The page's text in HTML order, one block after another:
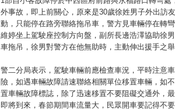
外事故，即上前關心，原來是30歲徐姓男子外出訪
動，只能停在路旁聯絡拖吊車，警方見車輛停在轉
維婷坐上駕駛座控制方向盤，副所長邊浩澤協助徐
車拖吊，徐男對警方在他無助時，主動伸出援手之舉
警二分局表示，駕駛車輛前應檢查車況，平時注意
險，如遇車輛故障請速聯絡相關單位移置車輛，如
置車輛故障標誌，除了迅速移置不要阻礙交通外，
即將到來，春節期間車流量大，民眾開車要記得不